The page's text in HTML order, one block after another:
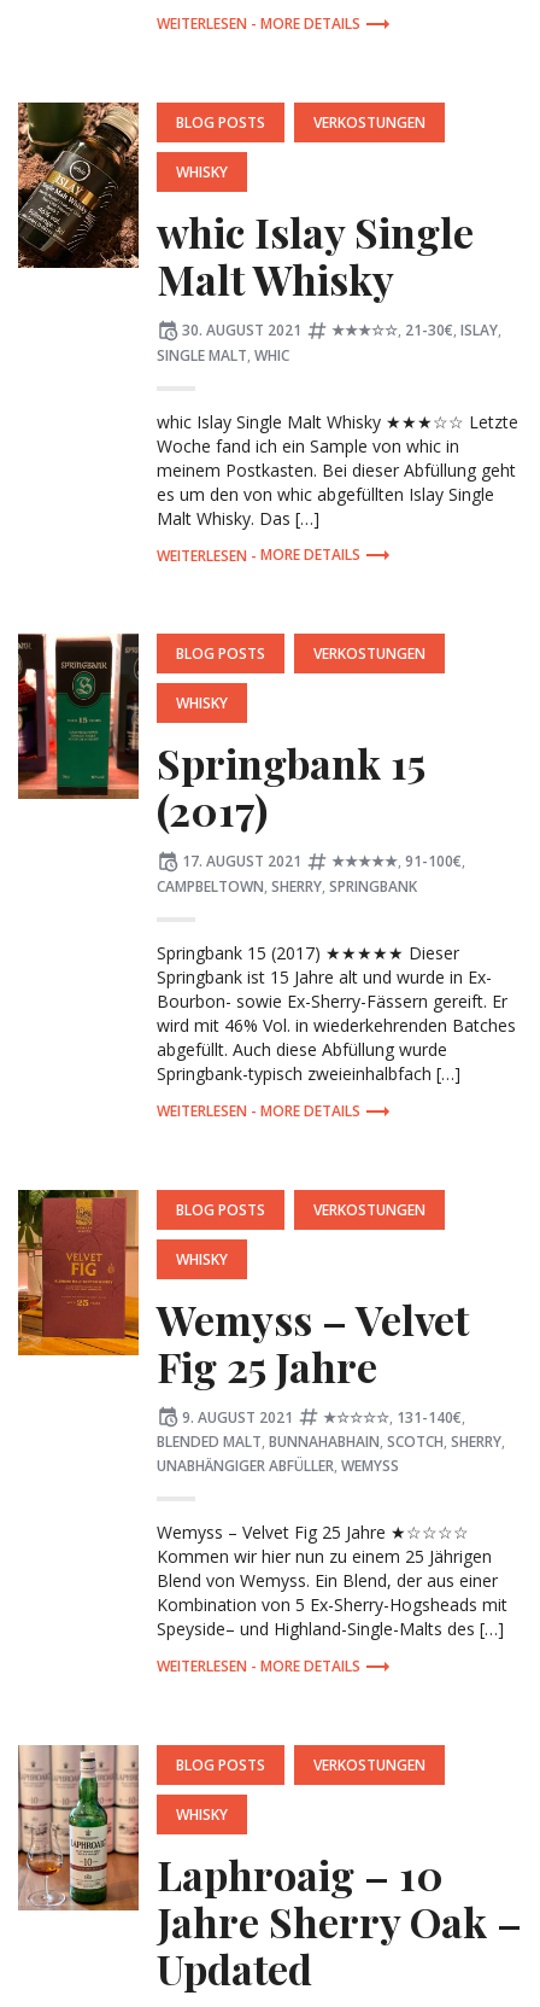
MORE DETAILS
POSTED
IN:
BLOG POSTS VERKOSTUNGEN
WHISKY
whic Islay Single
Malt Whisky
Posted
on
30. AUGUST 2021 Tagged:
★★★☆☆, 21-30€, ISLAY,
SINGLE MALT, WHIC
whic Islay Single Malt Whisky ★★★☆☆ Letzte
Woche fand ich ein Sample von whic in
meinem Postkasten. Bei dieser Abfüllung geht
es um den von whic abgefüllten Islay Single
Malt Whisky. Das […]
MORE DETAILS
POSTED
IN:
BLOG POSTS VERKOSTUNGEN
WHISKY
Springbank 15
(2017)
Posted
on
17. AUGUST 2021 Tagged:
★★★★★, 91-100€,
CAMPBELTOWN, SHERRY, SPRINGBANK
Springbank 15 (2017) ★★★★★ Dieser
Springbank ist 15 Jahre alt und wurde in Ex-
Bourbon- sowie Ex-Sherry-Fässern gereift. Er
wird mit 46% Vol. in wiederkehrenden Batches
abgefüllt. Auch diese Abfüllung wurde
Springbank-typisch zweieinhalbfach […]
MORE DETAILS
POSTED
BLOG POSTS VERKOSTUNGEN
WHISKY
Wemyss – Velvet
Fig 25 Jahre
Posted
on
9. AUGUST 2021 Tagged:
★☆☆☆☆, 131-140€,
BLENDED MALT, BUNNAHABHAIN, SCOTCH, SHERRY,
UNABHÄNGIGER ABFÜLLER, WEMYSS
Wemyss – Velvet Fig 25 Jahre ★☆☆☆☆
Kommen wir hier nun zu einem 25 Jährigen
Blend von Wemyss. Ein Blend, der aus einer
Kombination von 5 Ex-Sherry-Hogsheads mit
Speyside– und Highland-Single-Malts des […]
MORE DETAILS
POSTED
IN:
BLOG POSTS VERKOSTUNGEN
WHISKY
Laphroaig – 10
Jahre Sherry Oak –
Updated